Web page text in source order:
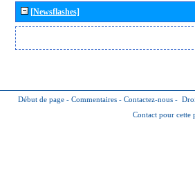
[Newsflashes]
Début de page - Commentaires - Contactez-nous -
Contact pour cette